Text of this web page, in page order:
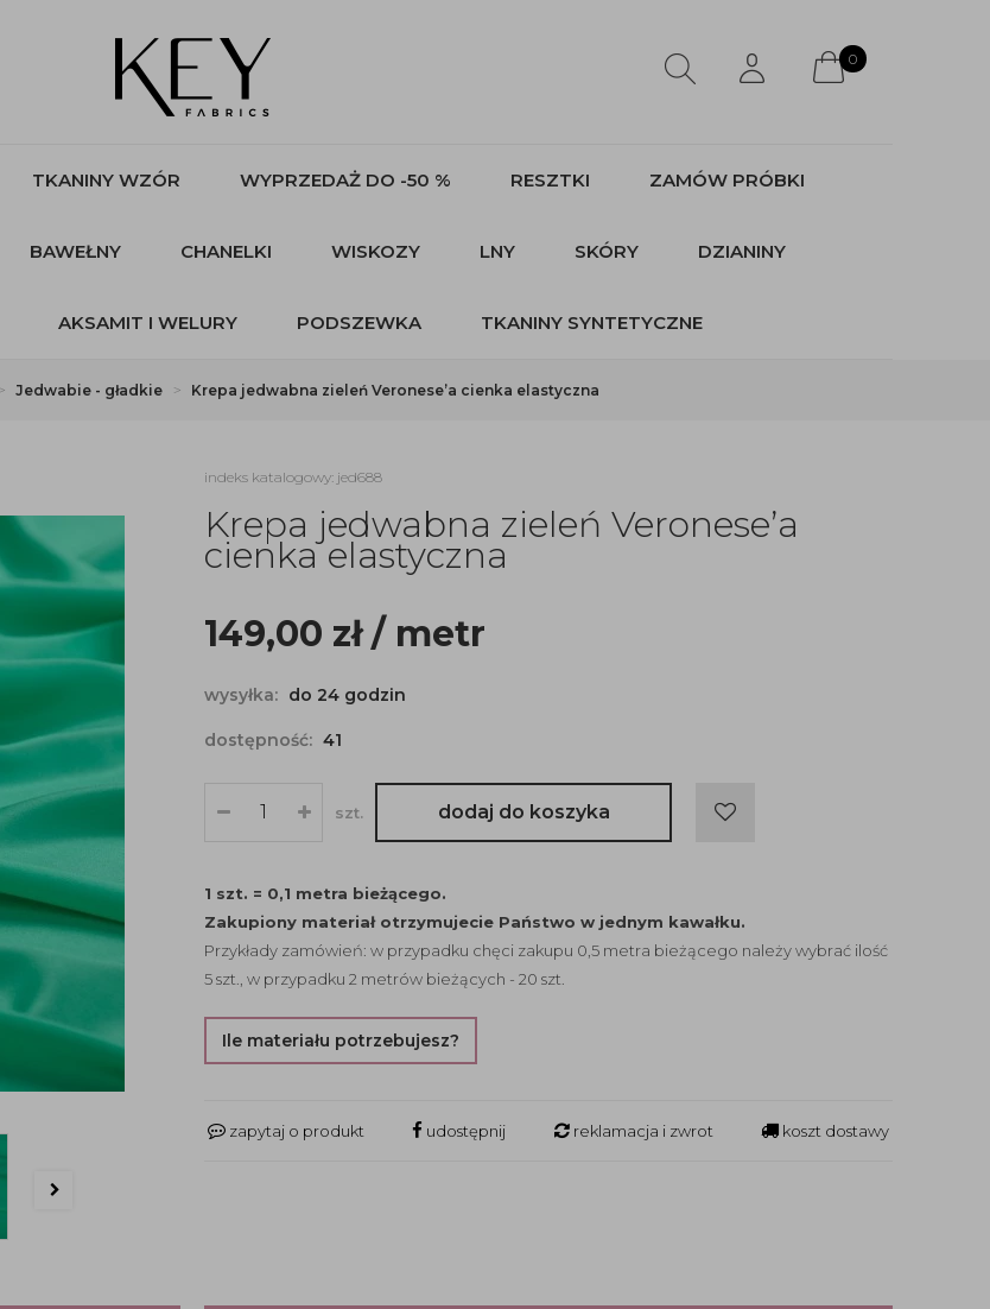
0
TKANINY WZÓR WYPRZEDAŻ DO -50 % RESZTKI ZAMÓW PRÓBKI
BAWEŁNY CHANELKI WISKOZY LNY SKÓRY DZIANINY
AKSAMIT I WELURY PODSZEWKA TKANINY SYNTETYCZNE
Jedwabie - gładkie Krepa jedwabna zieleń Veronese’a cienka elastyczna
indeks katalogowy: jed688
Krepa jedwabna zieleń Veronese’a
cienka elastyczna
149,00 zł/ metr
wysyłka: do 24 godzin
dostępność: 41
szt. dodaj do koszyka
1 szt. = 0,1 metra bieżącego.
Zakupiony materiał otrzymujecie Państwo w jednym kawałku.
Przykłady zamówień: w przypadku chęci zakupu 0,5 metra bieżącego należy wybrać ilość
5 szt., w przypadku 2 metrów bieżących - 20 szt.
Ile materiału potrzebujesz?
zapytaj o produkt udostępnij reklamacja i zwrot koszt dostawy